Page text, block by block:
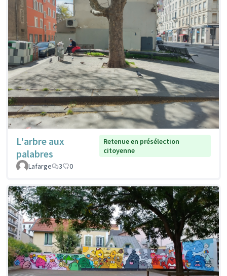
L'arbre aux
palabres
Retenue en présélection
citoyenne
Lafarge
3 0